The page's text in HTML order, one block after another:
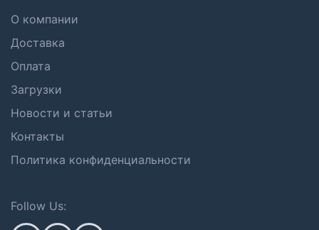
О компании
Доставка
Оплата
Загрузки
Новости и статьи
Контакты
Политика конфиденциальности
Follow Us: